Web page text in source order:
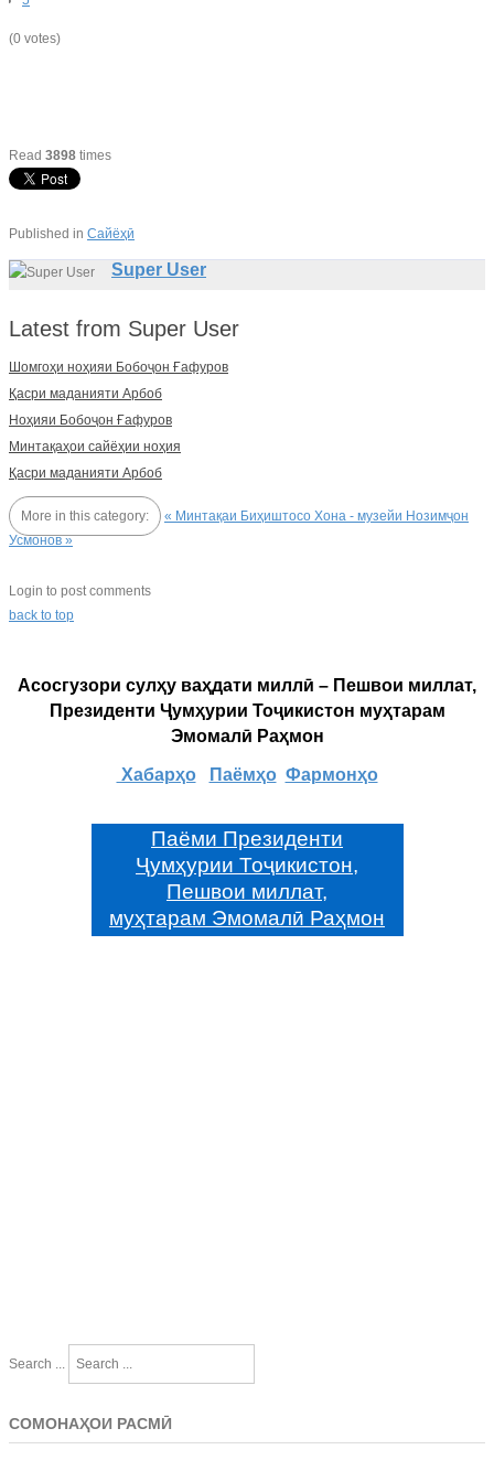
(0 votes)
Read 3898 times
Published in Сайёҳӣ
Super User
Latest from Super User
Шомгоҳи ноҳияи Бобоҷон Ғафуров
Қасри маданияти Арбоб
Ноҳияи Бобоҷон Ғафуров
Минтақаҳои сайёҳии ноҳия
Қасри маданияти Арбоб
More in this category: « Минтақаи Биҳиштосо Хона - музейи Нозимҷон
Усмонов »
Login to post comments
back to top
Асосгузори сулҳу ваҳдати миллӣ – Пешвои миллат,
Президенти Ҷумҳурии Тоҷикистон муҳтарам
Эмомалӣ Раҳмон
Хабарҳо Паёмҳо Фармонҳо
Паёми Президенти
Ҷумҳурии Тоҷикистон,
Пешвои миллат,
муҳтарам Эмомалӣ Раҳмон
Search ...
СОМОНАҲОИ РАСМӢ